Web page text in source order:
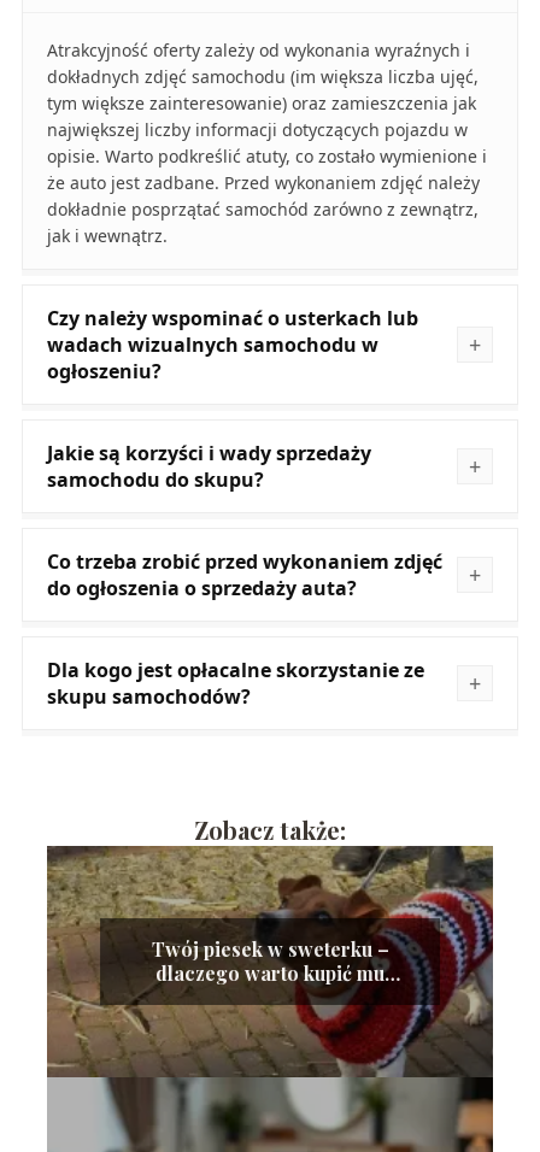
Atrakcyjność oferty zależy od wykonania wyraźnych i
dokładnych zdjęć samochodu (im większa liczba ujęć,
tym większe zainteresowanie) oraz zamieszczenia jak
największej liczby informacji dotyczących pojazdu w
opisie. Warto podkreślić atuty, co zostało wymienione i
że auto jest zadbane. Przed wykonaniem zdjęć należy
dokładnie posprzątać samochód zarówno z zewnątrz,
jak i wewnątrz.
Czy należy wspominać o usterkach lub
wadach wizualnych samochodu w
ogłoszeniu?
Jakie są korzyści i wady sprzedaży
samochodu do skupu?
Co trzeba zrobić przed wykonaniem zdjęć
do ogłoszenia o sprzedaży auta?
Dla kogo jest opłacalne skorzystanie ze
skupu samochodów?
Zobacz także:
Twój piesek w sweterku –
dlaczego warto kupić mu
ubranko?